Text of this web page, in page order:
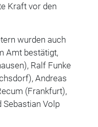
Kraft vor den
wurden auch
Amt bestätigt,
Ralf Funke
Andreas
(Frankfurt),
Sebastian Volp